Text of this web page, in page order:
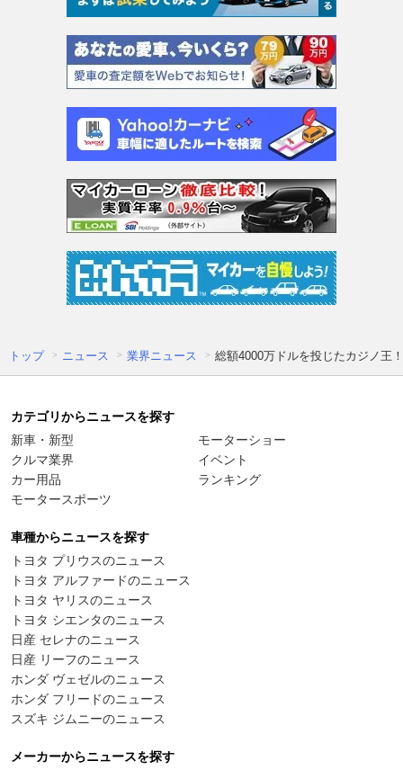
トップ ニュース 業界ニュース 総額4000万ドルを投じたカジノ王
カテゴリからニュースを探す
新車・新型
クルマ業界
カー用品
モータースポーツ
モーターショー
イベント
ランキング
車種からニュースを探す
トヨタ プリウスのニュース
トヨタ アルファードのニュース
トヨタ ヤリスのニュース
トヨタ シエンタのニュース
日産 セレナのニュース
日産 リーフのニュース
ホンダ ヴェゼルのニュース
ホンダ フリードのニュース
スズキ ジムニーのニュース
メーカーからニュースを探す